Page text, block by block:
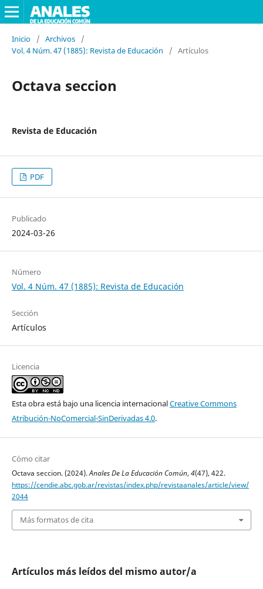
Inicio / Archivos
/
Vol. 4 Núm. 47 (1885): Revista de Educación
/ Artículos
Octava seccion
Revista de Educación
PDF
Publicado
2024-03-26
Número
Vol. 4 Núm. 47 (1885): Revista de Educación
Sección
Artículos
Licencia
Esta obra está bajo una licencia internacionalCreative Commons
Atribución-NoComercial-SinDerivadas 4.0.
Cómo citar
Octava seccion. (2024).Anales De La Educación Común, 4(47), 422.
https://cendie.abc.gob.ar/revistas/index.php/revistaanales/article/view/
2044
Más formatos de cita
Artículos más leídos del mismo autor/a